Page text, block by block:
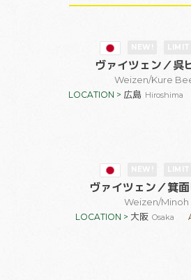
ヴァイツェン／呉
Weizen/Kure
LOCATION > 広島 Hiroshima
ヴァイツェン／箕
Weizen/Minoh
LOCATION > 大阪 Osaka